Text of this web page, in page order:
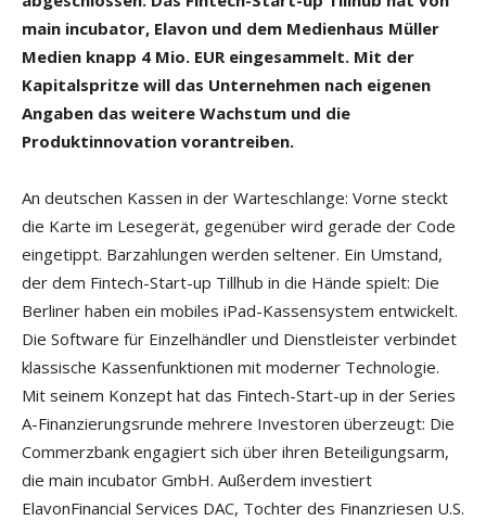
main incubator, Elavon und dem Medienhaus Müller
Medien knapp 4 Mio. EUR eingesammelt. Mit der
Kapitalspritze will das Unternehmen nach eigenen
Angaben das weitere Wachstum und die
Produktinnovation vorantreiben.
An deutschen Kassen in der Warteschlange: Vorne steckt
die Karte im Lesegerät, gegenüber wird gerade der Code
eingetippt. Barzahlungen werden seltener. Ein Umstand,
der dem Fintech-Start-up Tillhub in die Hände spielt: Die
Berliner haben ein mobiles iPad-Kassensystem entwickelt.
Die Software für Einzelhändler und Dienstleister verbindet
klassische Kassenfunktionen mit moderner Technologie.
Mit seinem Konzept hat das Fintech-Start-up in der Series
A-Finanzierungsrunde mehrere Investoren überzeugt: Die
Commerzbank engagiert sich über ihren Beteiligungsarm,
die main incubator GmbH. Außerdem investiert
ElavonFinancial Services DAC, Tochter des Finanzriesen U.S.